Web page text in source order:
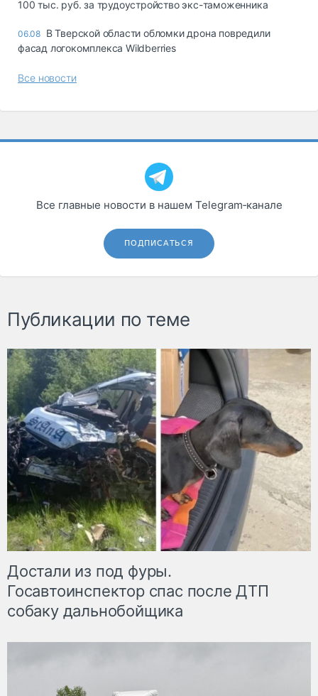
100 тыс. руб. за трудоустройство экс-таможенника
06.08 В Тверской области обломки дрона повредили
фасад логокомплекса Wildberries
Все новости
Все главные новости в нашем Telegram‑канале
ПОДПИСАТЬСЯ
Публикации по теме
Достали из под фуры.
Госавтоинспектор спас после ДТП
собаку дальнобойщика